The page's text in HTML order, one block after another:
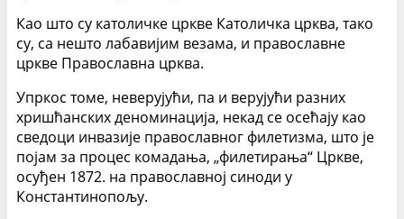
Као што су католичке цркве Католичка црква, тако
су, са нешто лабавијим везама, и православне
цркве Православна црква.
Упркос томе, неверујући, па и верујући разних
хришћанских деноминација, некад се осећају као
сведоци инвазије православног филетизма, што је
појам за процес комадања, „филетирања“ Цркве,
осуђен 1872. на православној синоди у
Константинопољу.